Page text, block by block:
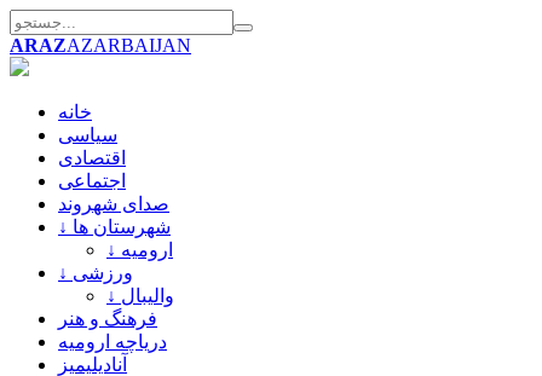
ARAZAZARBAIJAN
خانه
سیاسی
اقتصادی
اجتماعی
صدای شهروند
↓ شهرستان ها
↓ ارومیه
↓ ورزشی
↓ والیبال
فرهنگ و هنر
دریاچه ارومیه
آنادیلیمیز